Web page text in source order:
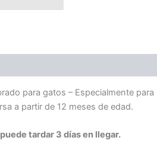
para gatos – Especialmente para
a partir de 12 meses de edad.
tardar 3 días en llegar.